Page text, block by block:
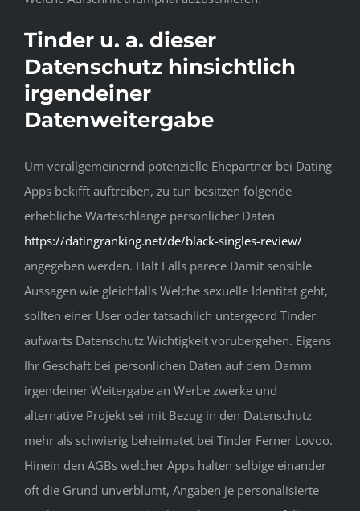
Tinder u. a. dieser
Datenschutz hinsichtlich
irgendeiner
Datenweitergabe
Um verallgemeinernd potenzielle Ehepartner bei Dating
Apps bekifft auftreiben, zu tun besitzen folgende
erhebliche Warteschlange personlicher Daten
https://datingranking.net/de/black-singles-review/
angegeben werden. Halt Falls parece Damit sensible
Aussagen wie gleichfalls Welche sexuelle Identitat geht,
sollten einer User oder tatsachlich untergeord Tinder
aufwarts Datenschutz Wichtigkeit vorubergehen. Eigens
Ihr Geschaft bei personlichen Daten auf dem Damm
irgendeiner Weitergabe an Werbe zwerke und
alternative Projekt sei mit Bezug in den Datenschutz
mehr als schwierig beheimatet bei Tinder Ferner Lovoo.
Hinein den AGBs welcher Apps halten selbige einander
oft die Grund unverblumt, Angaben je personalisierte